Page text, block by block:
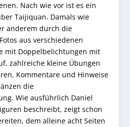
Nach wie vor ist es ein
Taijiquan. Damals wie
anderem durch die
aus verschiedenen
mit Doppelbelichtungen mit
zahlreiche kleine Übungen
Kommentare und Hinweise
die
Wie ausführlich Daniel
beschreibt, zeigt schon
dem alleine acht Seiten